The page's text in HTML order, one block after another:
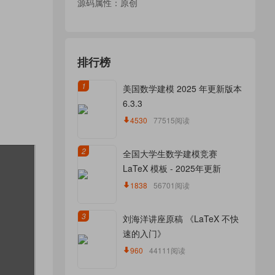
源码属性：原创
排行榜
1
美国数学建模 2025 年更新版本
6.3.3
4530 77515阅读
2
全国大学生数学建模竞赛
LaTeX 模板 - 2025年更新
1838 56701阅读
3
刘海洋讲座原稿 《LaTeX 不快
速的入门》
960 44111阅读